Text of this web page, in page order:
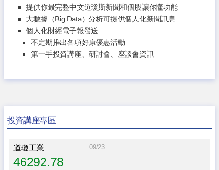
提供你最完整中文道瓊斯新聞和個股讓你懂功能
大數據（Big Data）分析可提供個人化新聞訊息
個人化財經電子報發送
不定期推出各項好康優惠活動
第一手投資講座、研討會、座談會資訊
投資講座專區
道瓊工業 09/23
46292.78